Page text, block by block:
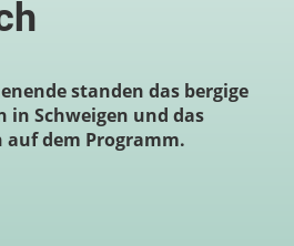
standen das bergige
in Schweigen und das
dem Programm.